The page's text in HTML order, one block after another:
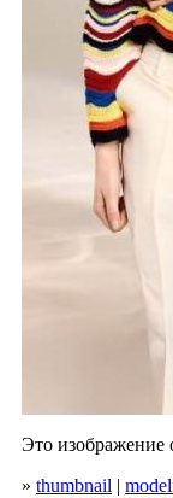
Это изображение
» thumbnail |